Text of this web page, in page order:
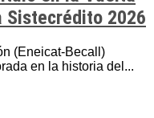
Sistecrédito 2026
(Eneicat-Becall)
en la historia del...